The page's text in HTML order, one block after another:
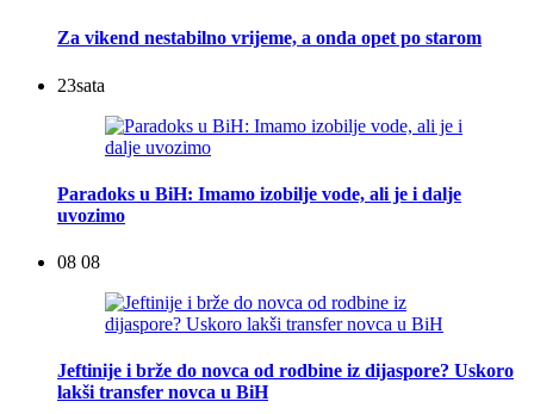
Za vikend nestabilno vrijeme, a onda opet po starom
23sata
Paradoks u BiH: Imamo izobilje vode, ali je i dalje
uvozimo
08 08
Jeftinije i brže do novca od rodbine iz dijaspore? Uskoro
lakši transfer novca u BiH